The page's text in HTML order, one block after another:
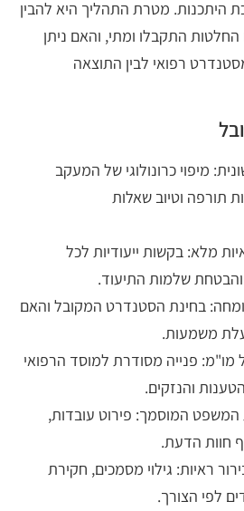
היתכנות. מטרת התהליך היא להבין
התקבלו ומתי, והאם ניתן
רפואי לבין התוצאה
מיפוי כרונולוגי של המעקב
תורפה וטיוב שאלות
מלא: בקשות ייעודיות לכל
והבטחת שלמות התיעוד.
בחינת הסטנדרט המקובל והאם
משמעות.
מו"מ: פנייה מסודרת למוסד הרפואי
והנזקים.
המוסמך: פירוט עובדות,
חוות הדעת.
ראיות: גילוי מסמכים, חקירת
לפי הצורך.